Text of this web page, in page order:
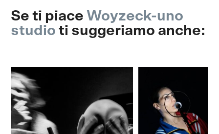
Se ti piace Woyzeck-uno
studio ti suggeriamo anche: